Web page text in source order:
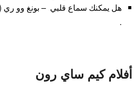
.
أفلام كيم ساي رون